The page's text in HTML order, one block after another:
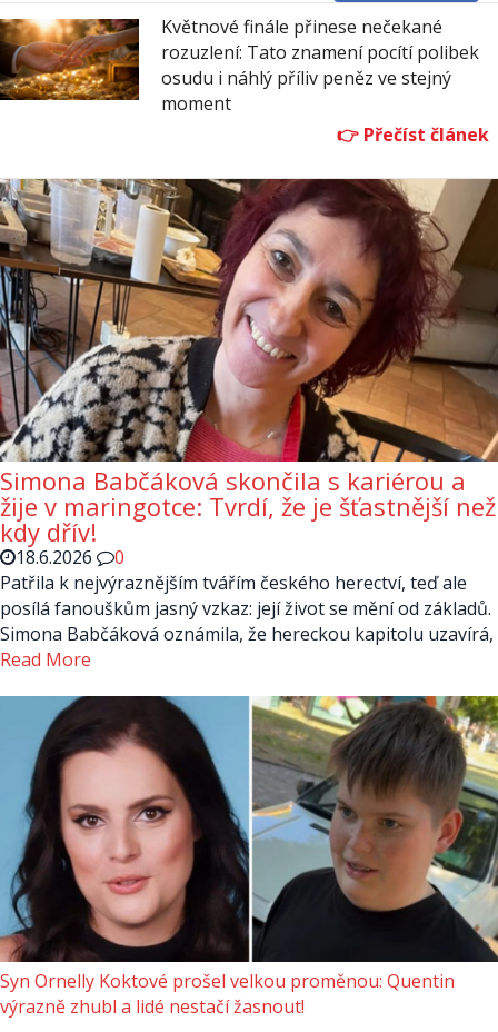
Květnové finále přinese nečekané
rozuzlení: Tato znamení pocítí polibek
osudu i náhlý příliv peněz ve stejný
moment
Simona Babčáková skončila s kariérou a
žije v maringotce: Tvrdí, že je šťastnější než
kdy dřív!
18.6.2026
0
Patřila k nejvýraznějším tvářím českého herectví, teď ale
posílá fanouškům jasný vzkaz: její život se mění od základů.
Simona Babčáková oznámila, že hereckou kapitolu uzavírá,
Read More
Syn Ornelly Koktové prošel velkou proměnou: Quentin
výrazně zhubl a lidé nestačí žasnout!